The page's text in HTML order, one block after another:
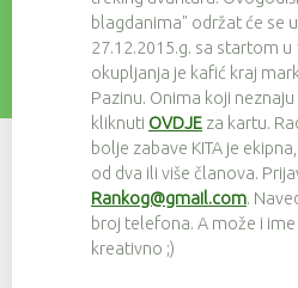
blagdanima" održat će se
27.12.2015.g. sa startom u
okupljanja je kafić kraj
Pazinu. Onima koji
kliknuti OVDJE za kartu.
bolje zabave KITA je
od dva ili više članova.
Rankog@gmail.com.
broj telefona. A može i
kreativno ;)